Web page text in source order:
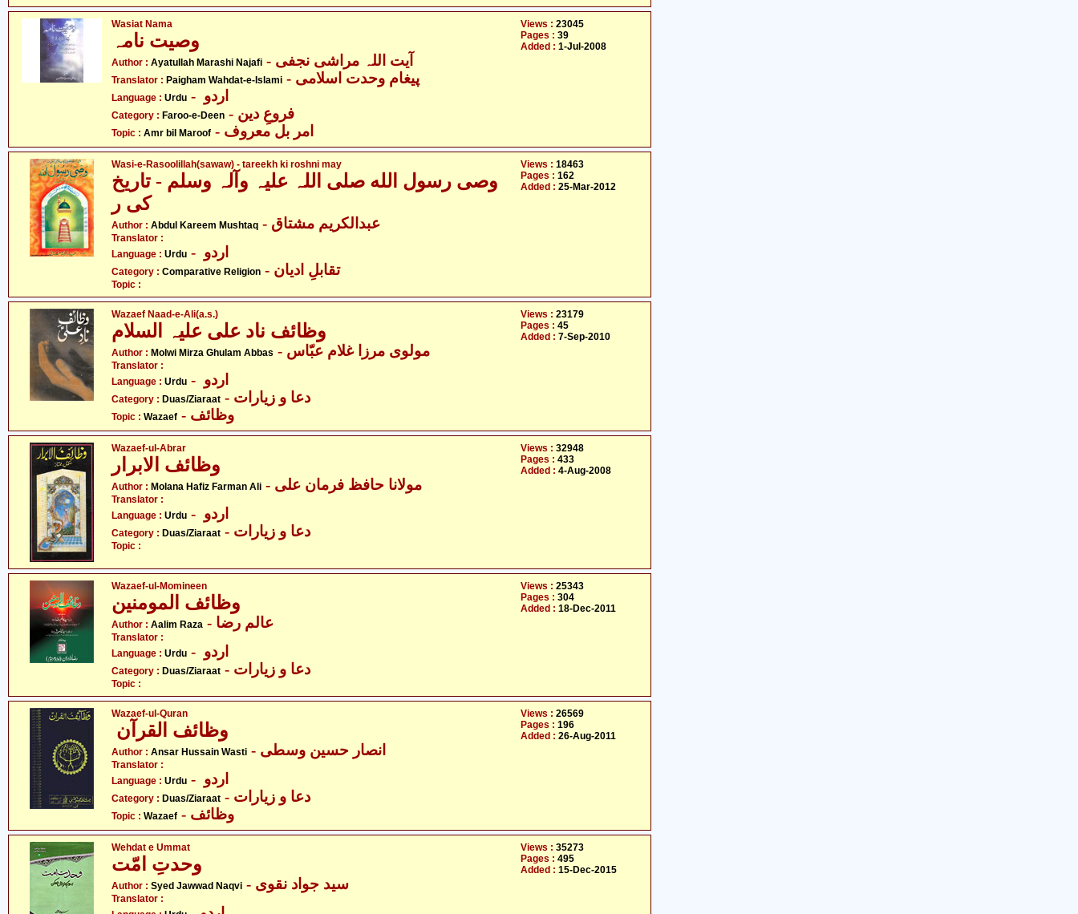
Wasiat Nama
وصیت نامہ
Author : Ayatullah Marashi Najafi - آیت اللہ مراشی نجفی
Translator : Paigham Wahdat-e-Islami - پیغام وحدت اسلامی
Language : Urdu
Category : Faroo-e-Deen - فروعِ دین
Topic : Amr bil Maroof - امر بل معروف
Views : 23045
Pages : 39
Added : 1-Jul-2008
Wasi-e-Rasoolillah(sawaw) - tareekh ki roshni may
وصی رسول الله صلی اللہ علیہ وآلہ وسلم - تاریخ
کی ر
Author : Abdul Kareem Mushtaq - عبدالکریم مشتاق
Translator :
Language : Urdu
Category : Comparative Religion - تقابلِ ادیان
Topic :
Views : 18463
Pages : 162
Added : 25-Mar-2012
Wazaef Naad-e-Ali(a.s.)
وظائف ناد علی علیہ السلام
Author : Molwi Mirza Ghulam Abbas - مولوی مرزا غلام عبّاس
Translator :
Language : Urdu
Category : Duas/Ziaraat - دعا و زیارات
Topic : Wazaef - وظائف
Views : 23179
Pages : 45
Added : 7-Sep-2010
Wazaef-ul-Abrar
وظائف الابرار
Author : Molana Hafiz Farman Ali - مولانا حافظ فرمان علی
Translator :
Language : Urdu
Category : Duas/Ziaraat - دعا و زیارات
Topic :
Views : 32948
Pages : 433
Added : 4-Aug-2008
Wazaef-ul-Momineen
Author : Aalim Raza - عالم رضا
Translator :
Language : Urdu
Category : Duas/Ziaraat - دعا و زیارات
Topic :
Views : 25343
Pages : 304
Added : 18-Dec-2011
Wazaef-ul-Quran
وظائف القرآن
Author : Ansar Hussain Wasti - انصار حسین وسطی
Translator :
Language : Urdu
Category : Duas/Ziaraat - دعا و زیارات
Topic : Wazaef - وظائف
Views : 26569
Pages : 196
Added : 26-Aug-2011
Wehdat e Ummat
وحدتِ امّت
Author : Syed Jawwad Naqvi - سید جواد نقوی
Translator :
Views : 35273
Pages : 495
Added : 15-Dec-2015